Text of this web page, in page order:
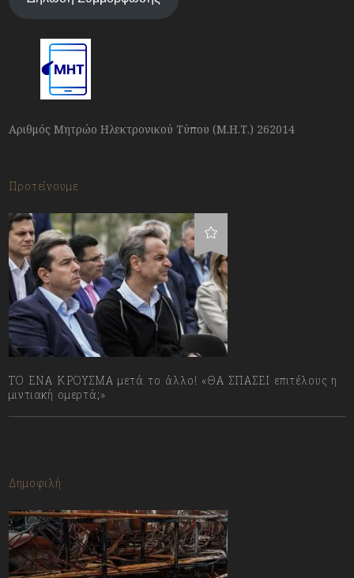
Αριθμός Μητρώο Ηλεκτρονικού Τύπου (Μ.Η.Τ.) 262014
Προτείνουμε
ΤΟ ΕΝΑ ΚΡΟΥΣΜΑ μετά το άλλο! «ΘΑ ΣΠΑΣΕΙ επιτέλους η
μιντιακή ομερτά;»
Δημοφιλή